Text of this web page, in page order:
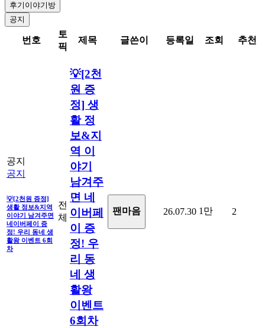
후기이야기방
공지
번호
토
픽
제목 글쓴이 등록일 조회 추천
공지
공지
💡[2천원 증정]
생활 정보&지역
이야기 남겨주면
네이버페이 증
정! 우리 동네 생
활왕 이벤트 6회
차
전
체
💡[2천
원 증
정] 생
활 정
보&지
역 이
야기
남겨주
면 네
이버페
이 증
정! 우
리 동
네 생
활왕
이벤트
6회차
팬마음ㅤ 26.07.30 1만 2